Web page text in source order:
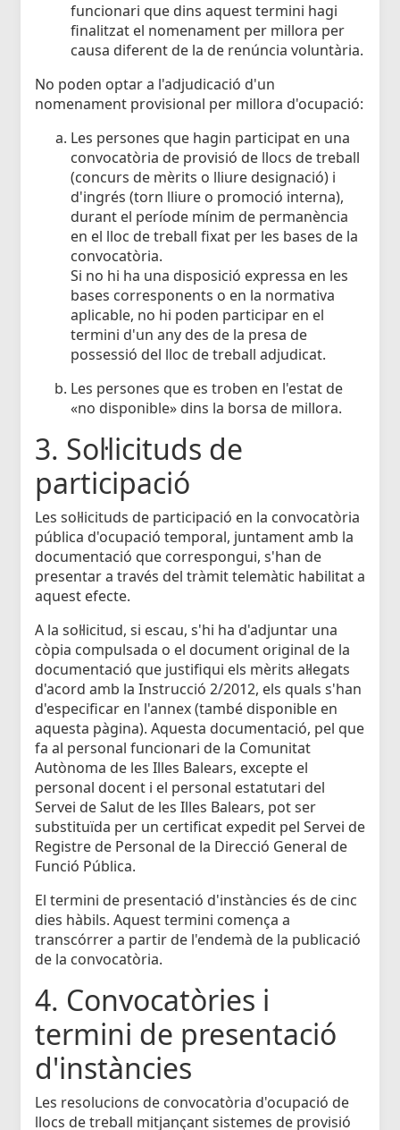
funcionari que dins aquest termini hagi
finalitzat el nomenament per millora per
causa diferent de la de renúncia voluntària.
No poden optar a l'adjudicació d'un
nomenament provisional per millora d'ocupació:
Les persones que hagin participat en una
convocatòria de provisió de llocs de treball
(concurs de mèrits o lliure designació) i
d'ingrés (torn lliure o promoció interna),
durant el període mínim de permanència
en el lloc de treball fixat per les bases de la
convocatòria.
Si no hi ha una disposició expressa en les
bases corresponents o en la normativa
aplicable, no hi poden participar en el
termini d'un any des de la presa de
possessió del lloc de treball adjudicat.
Les persones que es troben en l'estat de
«no disponible» dins la borsa de millora.
3. Sol·licituds de
participació
Les sol·licituds de participació en la convocatòria
pública d'ocupació temporal, juntament amb la
documentació que correspongui, s'han de
presentar a través del tràmit telemàtic habilitat a
aquest efecte.
A la sol·licitud, si escau, s'hi ha d'adjuntar una
còpia compulsada o el document original de la
documentació que justifiqui els mèrits al·legats
d'acord amb la Instrucció 2/2012, els quals s'han
d'especificar en l'annex (també disponible en
aquesta pàgina). Aquesta documentació, pel que
fa al personal funcionari de la Comunitat
Autònoma de les Illes Balears, excepte el
personal docent i el personal estatutari del
Servei de Salut de les Illes Balears, pot ser
substituïda per un certificat expedit pel Servei de
Registre de Personal de la Direcció General de
Funció Pública.
El termini de presentació d'instàncies és de cinc
dies hàbils. Aquest termini comença a
transcórrer a partir de l'endemà de la publicació
de la convocatòria.
4. Convocatòries i
termini de presentació
d'instàncies
Les resolucions de convocatòria d'ocupació de
llocs de treball mitjançant sistemes de provisió